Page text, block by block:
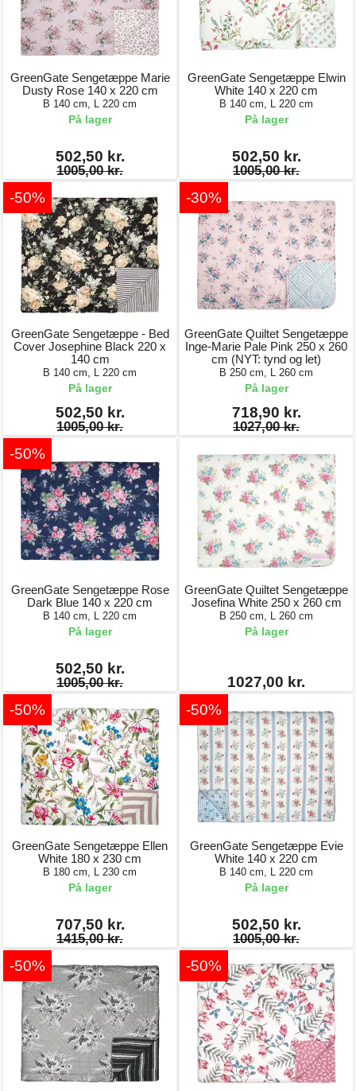
GreenGate Sengetæppe Marie
Dusty Rose 140 x 220 cm
B 140 cm, L 220 cm
På lager
502,50 kr.
1005,00 kr.
GreenGate Sengetæppe Elwin
White 140 x 220 cm
B 140 cm, L 220 cm
På lager
502,50 kr.
1005,00 kr.
-50%
GreenGate Sengetæppe - Bed
Cover Josephine Black 220 x
140 cm
B 140 cm, L 220 cm
På lager
502,50 kr.
1005,00 kr.
-30%
GreenGate Quiltet Sengetæppe
Inge-Marie Pale Pink 250 x 260
cm (NYT: tynd og let)
B 250 cm, L 260 cm
På lager
718,90 kr.
1027,00 kr.
-50%
GreenGate Sengetæppe Rose
Dark Blue 140 x 220 cm
B 140 cm, L 220 cm
På lager
502,50 kr.
1005,00 kr.
GreenGate Quiltet Sengetæppe
Josefina White 250 x 260 cm
B 250 cm, L 260 cm
På lager
1027,00 kr.
-50%
GreenGate Sengetæppe Ellen
White 180 x 230 cm
B 180 cm, L 230 cm
På lager
707,50 kr.
1415,00 kr.
-50%
GreenGate Sengetæppe Evie
White 140 x 220 cm
B 140 cm, L 220 cm
På lager
502,50 kr.
1005,00 kr.
-50% -50%